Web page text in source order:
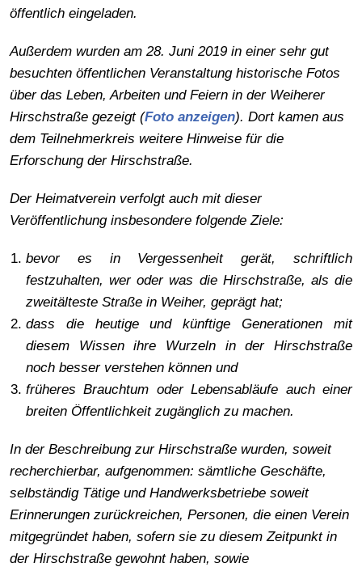
öffentlich eingeladen.
Außerdem wurden am 28. Juni 2019 in einer sehr gut
besuchten öffentlichen Veranstaltung historische Fotos
über das Leben, Arbeiten und Feiern in der Weiherer
Hirschstraße gezeigt (Foto anzeigen). Dort kamen aus
dem Teilnehmerkreis weitere Hinweise für die
Erforschung der Hirschstraße.
Der Heimatverein verfolgt auch mit dieser
Veröffentlichung insbesondere folgende Ziele:
bevor es in Vergessenheit gerät, schriftlich
festzuhalten, wer oder was die Hirschstraße, als die
zweitälteste Straße in Weiher, geprägt hat;
dass die heutige und künftige Generationen mit
diesem Wissen ihre Wurzeln in der Hirschstraße
noch besser verstehen können und
früheres Brauchtum oder Lebensabläufe auch einer
breiten Öffentlichkeit zugänglich zu machen.
In der Beschreibung zur Hirschstraße wurden, soweit
recherchierbar, aufgenommen: sämtliche Geschäfte,
selbständig Tätige und Handwerksbetriebe soweit
Erinnerungen zurückreichen, Personen, die einen Verein
mitgegründet haben, sofern sie zu diesem Zeitpunkt in
der Hirschstraße gewohnt haben, sowie